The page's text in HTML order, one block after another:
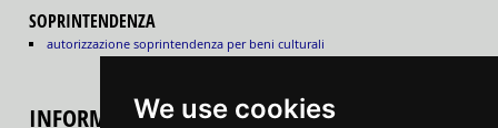
We use cookies
SOPRINTENDENZA
autorizzazione soprintendenza per beni culturali
INFORMAZIONI